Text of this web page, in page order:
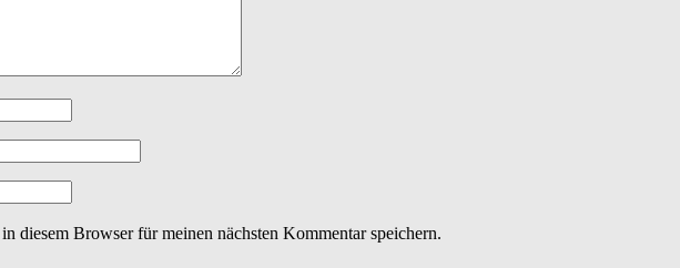
diesem Browser für meinen nächsten Kommentar speichern.